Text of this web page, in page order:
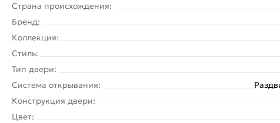
Страна происхождения:
Бренд:
Коллекция:
Стиль:
Тип двери:
Система открывания:
Конструкция двери:
Цвет: